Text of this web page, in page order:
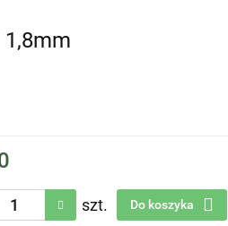
szt. Do koszyka